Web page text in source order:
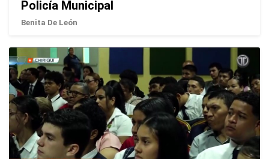
Policía Municipal
Benita De León